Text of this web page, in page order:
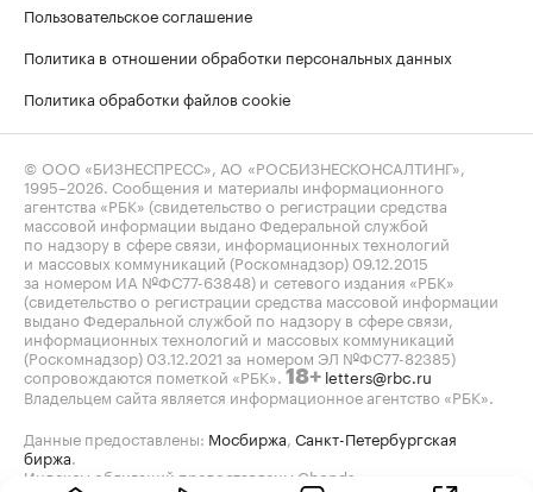
Пользовательское соглашение
Политика в отношении обработки персональных данных
Политика обработки файлов cookie
© ООО «БИЗНЕСПРЕСС», АО «РОСБИЗНЕСКОНСАЛТИНГ»,
1995–2026 . Сообщения и материалы информационного
агентства «РБК» (свидетельство о регистрации средства
массовой информации выдано Федеральной службой
по надзору в сфере связи, информационных технологий
и массовых коммуникаций (Роскомнадзор) 09.12.2015
за номером ИА №ФС77-63848) и сетевого издания «РБК»
(свидетельство о регистрации средства массовой информации
выдано Федеральной службой по надзору в сфере связи,
информационных технологий и массовых коммуникаций
(Роскомнадзор) 03.12.2021 за номером ЭЛ №ФС77-82385)
сопровождаются пометкой «РБК». 18+ letters@rbc.ru
Владельцем сайта является информационное агентство «РБК».
Данные предоставлены: Мосбиржа Санкт-Петербургская
биржа
Индексы облигаций предоставлены Cbonds.